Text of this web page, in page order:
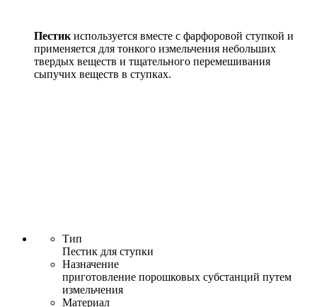
Пестик используется вместе с фарфоровой ступкой и
применяется для тонкого измельчения небольших
твердых веществ и тщательного перемешивания
сыпучих веществ в ступках.
Тип
Пестик для ступки
Назначение
приготовление порошковых субстанций путем
измельчения
Материал